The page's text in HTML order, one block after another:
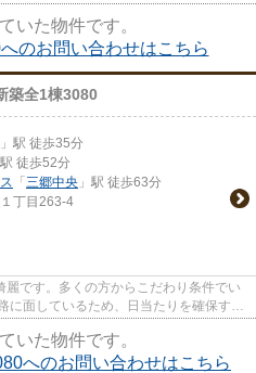
いた物件です。
のお問い合わせはこちら
全1棟3080
」駅 徒歩35分
駅 徒歩52分
「 三郷中央 」駅 徒歩63分
１丁目263-4
です。多くの方からこだわり条件でい
に面しているため、日当たりを確保する
いた物件です。
へのお問い合わせはこちら